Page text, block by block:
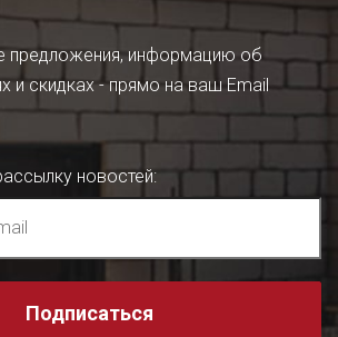
предложения, информацию об
и скидках - прямо на ваш Email
новостей:
Подписаться